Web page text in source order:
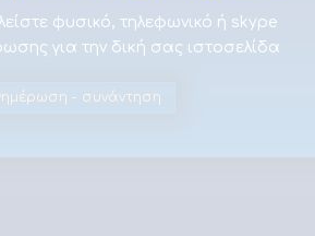
φυσικό, τηλεφωνικό ή skype
για την δική σας ιστοσελίδα
- συνάντηση